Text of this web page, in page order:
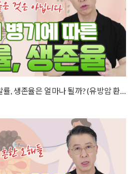
유방암 병기에 따른 재발률, 생존율은 얼마나 될까? (유방암 환자의 5년 생존…